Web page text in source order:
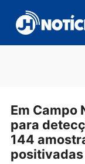
para
conteúdo
Em
para
144